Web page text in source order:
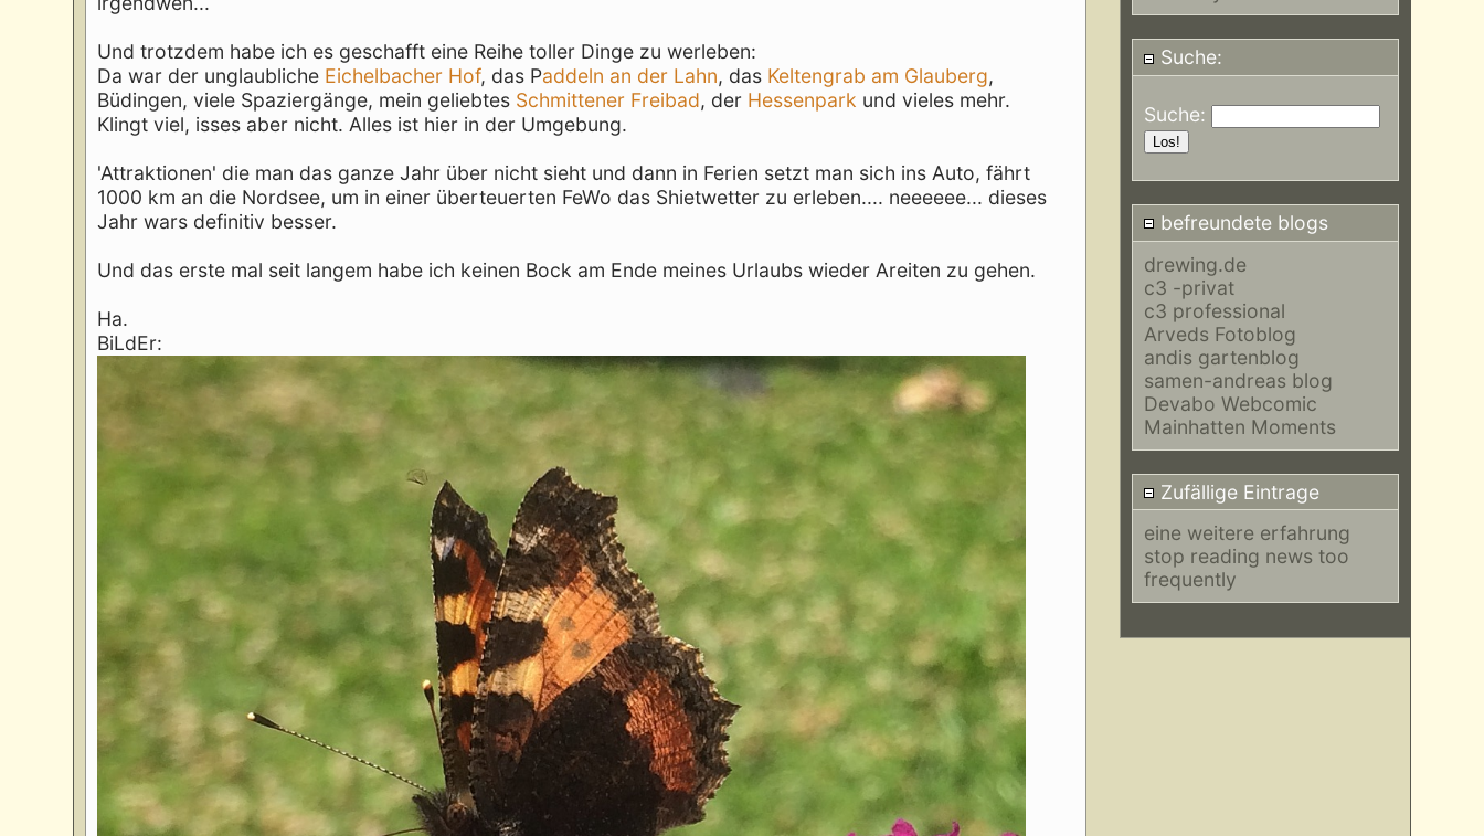
Suche:
Suche:
befreundete blogs
drewing.de
c3 -privat
c3 professional
Arveds Fotoblog
andis gartenblog
samen-andreas blog
Devabo Webcomic
Mainhatten Moments
Zufällige Eintrage
eine weitere erfahrung
stop reading news too
frequently
Und trotzdem habe ich es geschafft eine Reihe toller Dinge zu werleben:
Da war der unglaubliche Eichelbacher Hof, das Paddeln an der Lahn, das Keltengrab am Glauberg,
Büdingen, viele Spaziergänge, mein geliebtes Schmittener Freibad, der Hessenpark und vieles mehr.
Klingt viel, isses aber nicht. Alles ist hier in der Umgebung.
'Attraktionen' die man das ganze Jahr über nicht sieht und dann in Ferien setzt man sich ins Auto, fährt
1000 km an die Nordsee, um in einer überteuerten FeWo das Shietwetter zu erleben.... neeeeee... dieses
Jahr wars definitiv besser.
Und das erste mal seit langem habe ich keinen Bock am Ende meines Urlaubs wieder Areiten zu gehen.
Ha.
BiLdEr: